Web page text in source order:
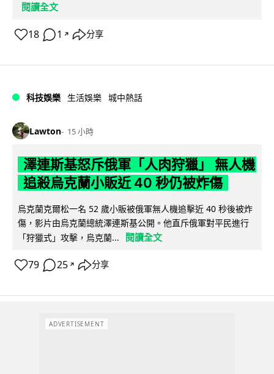
閱讀全文
18 1 ↗ 分享
科技娛樂 生活娛樂 城中熱話
Lawton 15 小時
澤連斯基怒斥俄軍「人肉狩獵」 無人機
追殺烏克蘭小販近 40 秒仍被炸傷
烏克蘭克爾松一名 52 歲小販被俄軍無人機追擊近 40 秒後被炸
傷，影片由烏克蘭總統澤連斯基公開。他直斥俄軍對平民進行
「狩獵式」攻擊，烏克蘭...
閱讀全文
79 25 ↗ 分享
ADVERTISEMENT